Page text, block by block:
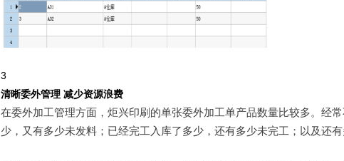
3
清晰委外管理 减少资源浪费
在委外加工管理方面，炬兴印刷的单张委外加工单产品数量比较多。经
少，又有多少未发料；已经完工入库了多少，还有多少未完工；以及还有